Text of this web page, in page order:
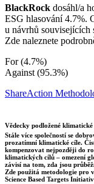
BlackRock dosáhl/a
ESG hlasování 4.7%.
u návrhů souvisejících
Zde naleznete
For (4.7%)
Against (95.3%)
ShareAction
Vědecky podložené klimatické
Stále více společností se
prozatímní klimatické cíle.
kompenzovat nejpozději do
klimatických cílů – omezení
závisí na tom, zda jsou
Zde použitá metodologie pro
Science Based Targets